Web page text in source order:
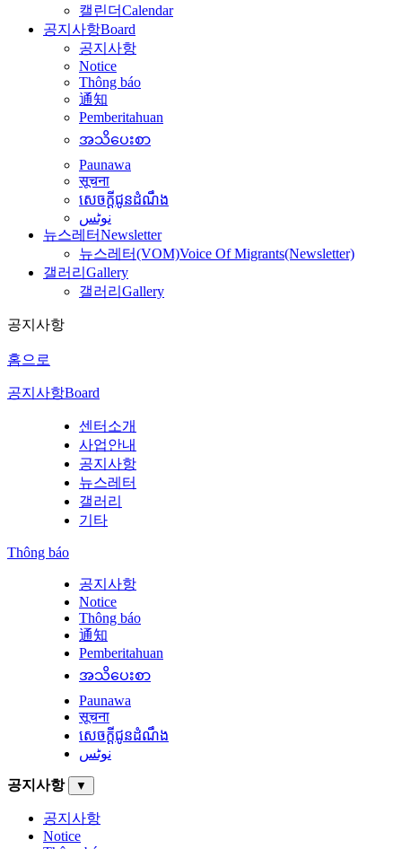
캘린더Calendar
공지사항Board
공지사항
Notice
Thông báo
通知
Pemberitahuan
အသိပေးစာ
Paunawa
सूचना
សេចក្តីជូនដំណឹង
نوٹس
뉴스레터Newsletter
뉴스레터(VOM)Voice Of Migrants(Newsletter)
갤러리 Gallery
갤러리 Gallery
공지사항
홈으로
공지사항Board
센터소개
사업안내
공지사항
뉴스레터
갤러리
기타
Thông báo
공지사항
Notice
Thông báo
通知
Pemberitahuan
အသိပေးစာ
Paunawa
सूचना
សេចក្តីជូនដំណឹង
نوٹس
공지사항 ▼
공지사항
Notice